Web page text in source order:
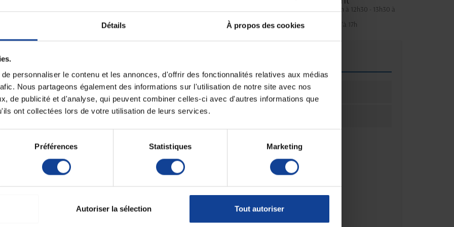
Détails À propos des cookies
personnaliser le contenu et les annonces, d'offrir des fonctionnalités relatives aux médias
Nous partageons également des informations sur l'utilisation de notre site avec nos
de publicité et d'analyse, qui peuvent combiner celles-ci avec d'autres informations que
ont collectées lors de votre utilisation de leurs services.
Préférences Statistiques Marketing
Autoriser la sélection Tout autoriser
Paiement en ligne 100% sécurisé par
soignée et discrète
Lundi au jeudi : 9h à 12h30 - 13h30 à
Le vendredi jusqu'à 17h
ailettes
pour le cathétérisme veineux
sanguine et les
Unité de consommation
nombre
50
Unité de consommation